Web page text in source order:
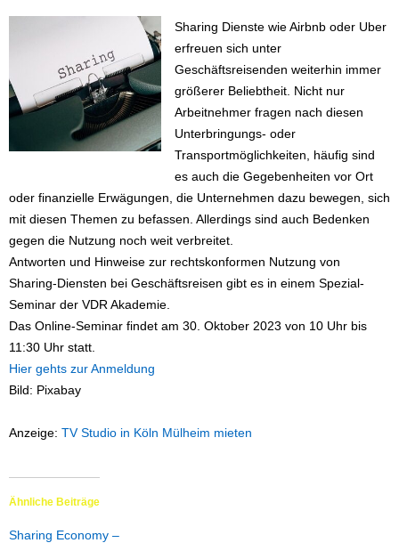
Sharing Dienste wie Airbnb oder Uber
erfreuen sich unter
Geschäftsreisenden weiterhin immer
größerer Beliebtheit. Nicht nur
Arbeitnehmer fragen nach diesen
Unterbringungs- oder
Transportmöglichkeiten, häufig sind
es auch die Gegebenheiten vor Ort
oder finanzielle Erwägungen, die Unternehmen dazu bewegen, sich
mit diesen Themen zu befassen. Allerdings sind auch Bedenken
gegen die Nutzung noch weit verbreitet.
Antworten und Hinweise zur rechtskonformen Nutzung von
Sharing-Diensten bei Geschäftsreisen gibt es in einem Spezial-
Seminar der VDR Akademie.
Das Online-Seminar findet am 30. Oktober 2023 von 10 Uhr bis
11:30 Uhr statt.
Hier gehts zur Anmeldung
Bild: Pixabay
Anzeige: TV Studio in Köln Mülheim mieten
Ähnliche Beiträge
Sharing Economy –